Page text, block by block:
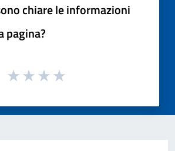
chiare le informazioni
pagina?